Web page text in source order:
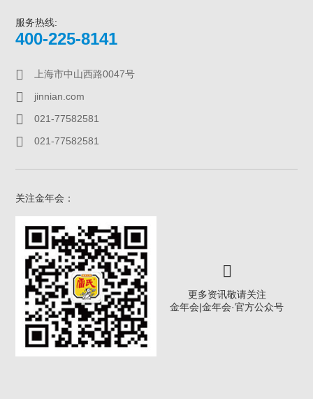
服务热线:
400-225-8141
上海市中山西路0047号
jinnian.com
021-77582581
021-77582581
关注金年会：
更多资讯敬请关注
金年会|金年会·官方公众号